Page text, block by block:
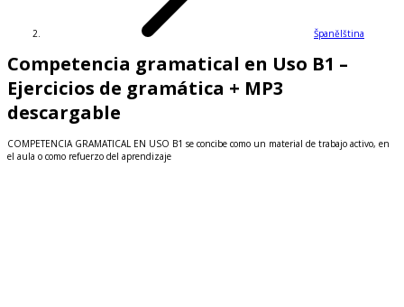
Španělština
Competencia gramatical en Uso B1 –
Ejercicios de gramática + MP3
descargable
COMPETENCIA GRAMATICAL EN USO B1 se concibe como un material de trabajo activo, en
el aula o como refuerzo del aprendizaje